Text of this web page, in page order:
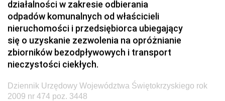
Dziennik Urzędowy Ministerstwa Rolnictwa, Leśnictwa
i Gospodarki Żywnościowej
Dziennik Urzędowy Ministra Spraw Wewnętrznych
Dziennik Urzędowy Ministra Transportu, Budownictwa
i Gospodarki Morskiej
Dziennik Urzędowy Ministra Administracji i Cyfryzacji
Dziennik Urzędowy Głównego Inspektora Ochrony
działalności w zakresie odbierania
odpadów komunalnych od właścicieli
nieruchomości i przedsiębiorca ubiegający
się o uzyskanie zezwolenia na opróżnianie
zbiorników bezodpływowych i transport
nieczystości ciekłych.
Dziennik Urzędowy Województwa Świętokrzyskiego rok
2009 nr 474 poz. 3448